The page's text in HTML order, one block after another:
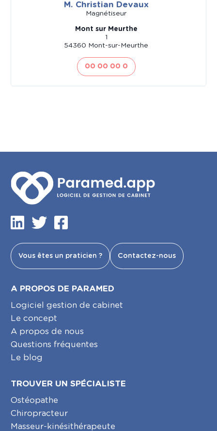
M. Christian Devaux
Magnétiseur
Mont sur Meurthe
1
54360 Mont-sur-Meurthe
00 00 00 0
Vous êtes un praticien ? Contactez-nous
A PROPOS DE PARAMED
Logiciel gestion de cabinet
Le concept
A propos de nous
Questions fréquentes
Le blog
TROUVER UN SPÉCIALISTE
Ostéopathe
Chiropracteur
Masseur-kinésithérapeute